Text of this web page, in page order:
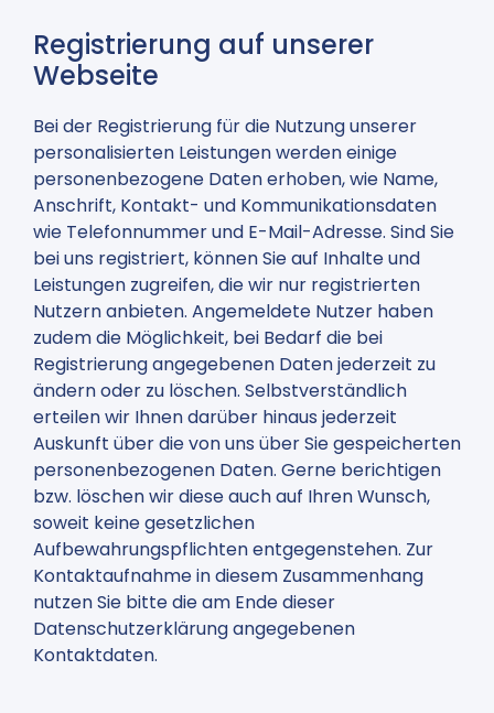
Registrierung auf unserer
Webseite
Bei der Registrierung für die Nutzung unserer
personalisierten Leistungen werden einige
personenbezogene Daten erhoben, wie Name,
Anschrift, Kontakt- und Kommunikationsdaten
wie Telefonnummer und E-Mail-Adresse. Sind Sie
bei uns registriert, können Sie auf Inhalte und
Leistungen zugreifen, die wir nur registrierten
Nutzern anbieten. Angemeldete Nutzer haben
zudem die Möglichkeit, bei Bedarf die bei
Registrierung angegebenen Daten jederzeit zu
ändern oder zu löschen. Selbstverständlich
erteilen wir Ihnen darüber hinaus jederzeit
Auskunft über die von uns über Sie gespeicherten
personenbezogenen Daten. Gerne berichtigen
bzw. löschen wir diese auch auf Ihren Wunsch,
soweit keine gesetzlichen
Aufbewahrungspflichten entgegenstehen. Zur
Kontaktaufnahme in diesem Zusammenhang
nutzen Sie bitte die am Ende dieser
Datenschutzerklärung angegebenen
Kontaktdaten.